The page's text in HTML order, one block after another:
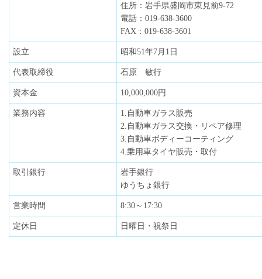
住所：岩手県盛岡市東見前9-72
電話：019-638-3600
FAX：019-638-3601
設立 昭和51年7月1日
代表取締役 石原 敏行
資本金 10,000,000円
業務内容
1.自動車ガラス販売
2.自動車ガラス交換・リペア修理
3.自動車ボディーコーティング
4.乗用車タイヤ販売・取付
取引銀行
岩手銀行
ゆうちょ銀行
営業時間 8:30～17:30
定休日 日曜日・祝祭日